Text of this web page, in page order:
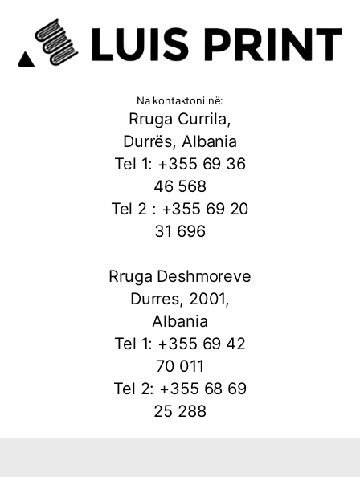
Na kontaktoni në:
Rruga Currila,
Durrës, Albania
Tel 1: +355 69 36
46 568
Tel 2 : +355 69 20
31 696
Rruga Deshmoreve
Durres, 2001,
Albania
Tel 1: +355 69 42
70 011
Tel 2: +355 68 69
25 288